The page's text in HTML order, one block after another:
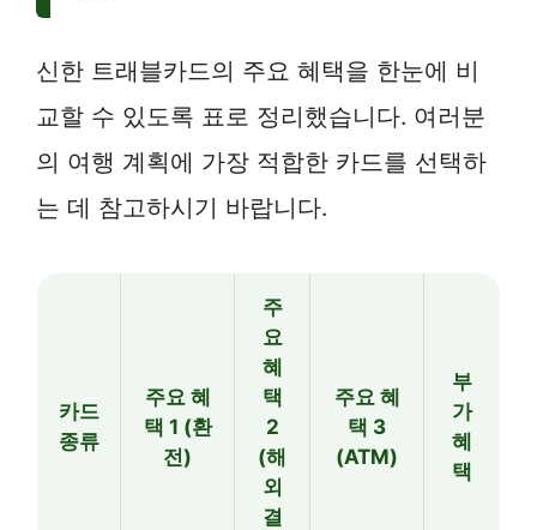
신한 트래블카드의 주요 혜택을 한눈에 비
교할 수 있도록 표로 정리했습니다. 여러분
의 여행 계획에 가장 적합한 카드를 선택하
는 데 참고하시기 바랍니다.
카드
종류
주요 혜
택 1 (환
전)
주
요
혜
택
2
(해
외
결
주요 혜
택 3
(ATM)
부
가
혜
택